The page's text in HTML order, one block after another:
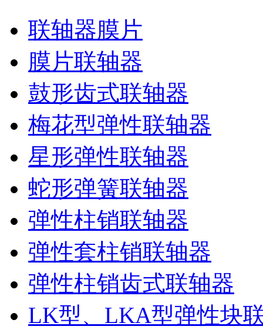
联轴器膜片
膜片联轴器
鼓形齿式联轴器
梅花型弹性联轴器
星形弹性联轴器
蛇形弹簧联轴器
弹性柱销联轴器
弹性套柱销联轴器
弹性柱销齿式联轴器
LK型、LKA型弹性块